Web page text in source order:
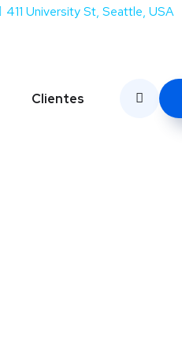
411 University St, Seattle, USA
Clientes